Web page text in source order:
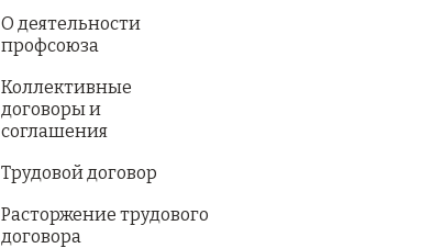
О деятельности
профсоюза
Коллективные
договоры и
соглашения
Трудовой договор
Расторжение трудового
договора